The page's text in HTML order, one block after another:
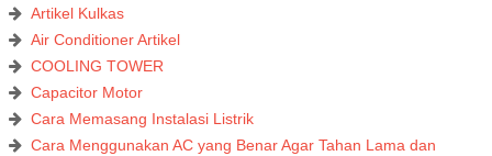
Artikel Kulkas
Air Conditioner Artikel
COOLING TOWER
Capacitor Motor
Cara Memasang Instalasi Listrik
Cara Menggunakan AC yang Benar Agar Tahan Lama dan